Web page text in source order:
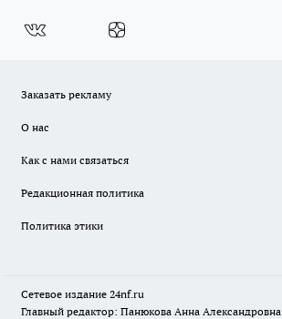
Заказать рекламу
О нас
Как с нами связаться
Редакционная политика
Политика этики
Сетевое издание 24nf.ru
Главный редактор: Панюкова Анна Александровна